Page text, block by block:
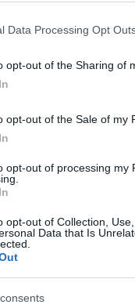
Data Processing Opt
opt-out of the Sharing of
opt-out of the Sale of my
opt-out of processing my
opt-out of Collection,
Data that Is
so tako
Stopnja davka se
posameznik
ki je s
pri prodaji drugega
morajo vložiti